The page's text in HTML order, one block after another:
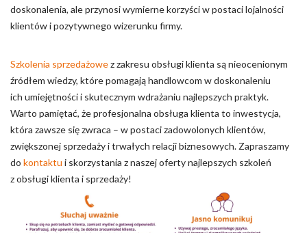
doskonalenia, ale przynosi wymierne korzyści w postaci lojalności
klientów i pozytywnego wizerunku firmy.
Szkolenia sprzedażowez zakresu obsługi klienta są nieocenionym
źródłem wiedzy, które pomagają handlowcom w doskonaleniu
ich umiejętności i skutecznym wdrażaniu najlepszych praktyk.
Warto pamiętać, że profesjonalna obsługa klienta to inwestycja,
która zawsze się zwraca – w postaci zadowolonych klientów,
zwiększonej sprzedaży i trwałych relacji biznesowych. Zapraszamy
do kontaktu i skorzystania z naszej oferty najlepszych szkoleń
z obsługi klienta i sprzedaży!